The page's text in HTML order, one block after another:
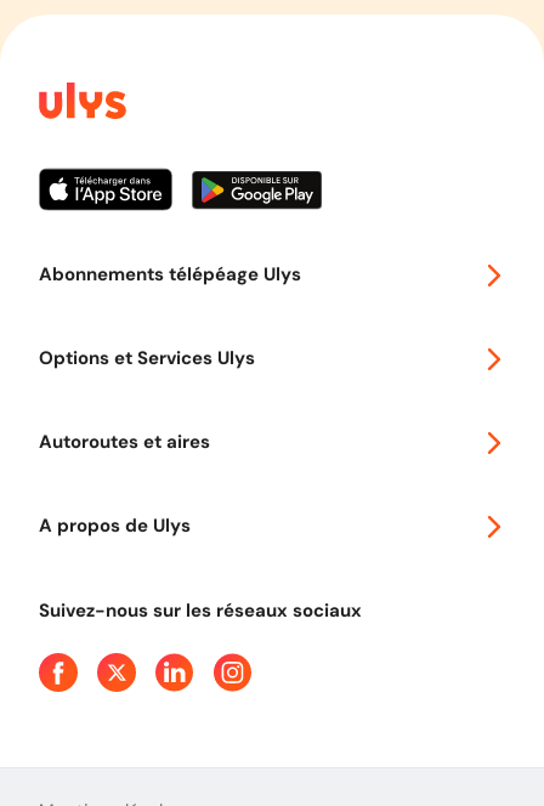
Abonnements télépéage Ulys
Options et Services Ulys
Autoroutes et aires
A propos de Ulys
Presse
Suivez-nous sur les réseaux sociaux